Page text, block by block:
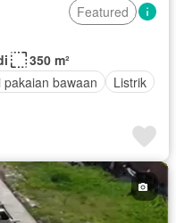
Featured
350 m²
pakaian bawaan
Listrik